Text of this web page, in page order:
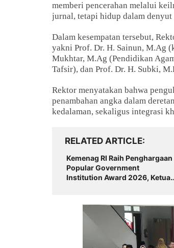
memberi pencerahan melalui
jurnal, tetapi hidup dalam denyut
Dalam kesempatan tersebut,
yakni Prof. Dr. H. Sainun, M.Ag
Mukhtar, M.Ag (Pendidikan
Tafsir), dan Prof. Dr. H. Subki,
Rektor menyatakan bahwa
penambahan angka dalam
kedalaman, sekaligus integrasi
RELATED ARTICLE
Kemenag RI Raih Penghargaan
Popular Government
Institution Award 2026, Ketua
Sampaikan Ucapan Selamat